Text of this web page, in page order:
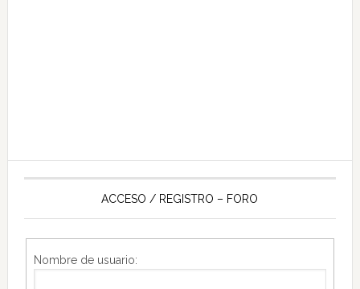
ACCESO / REGISTRO – FORO
Nombre de usuario: